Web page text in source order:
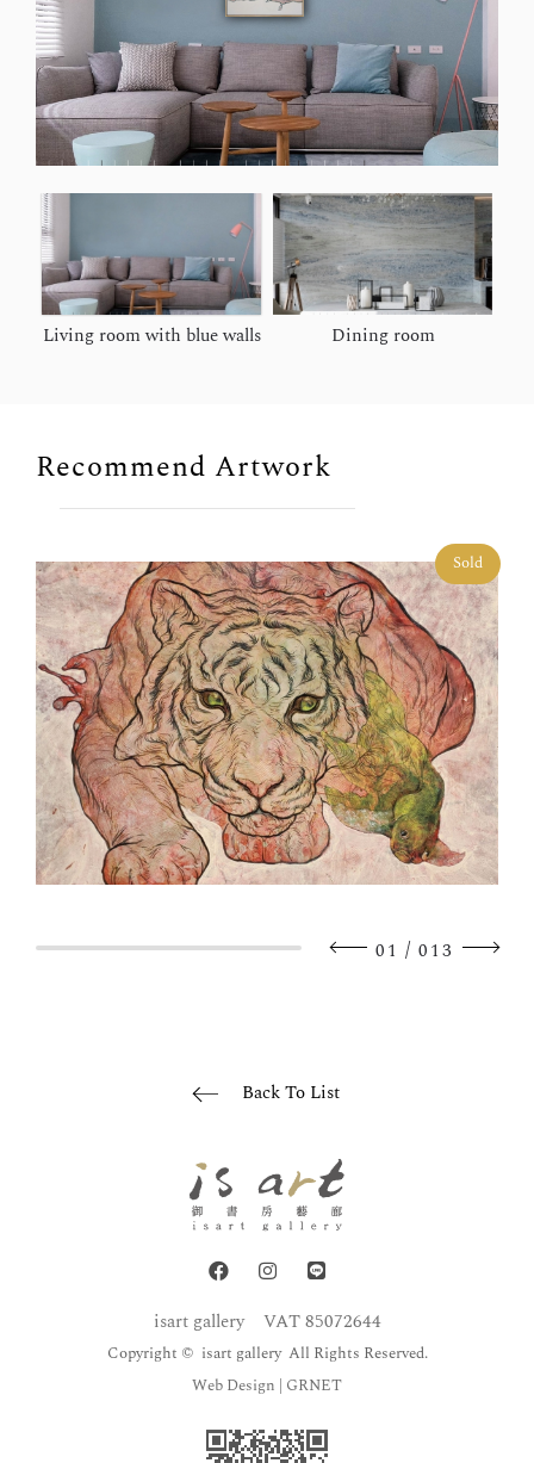
Living room with blue walls Dining room
Recommend Artwork
Sold
01 / 013
Back To List
isart gallery VAT 85072644
Copyright © isart gallery All Rights Reserved.
Web Design | GRNET